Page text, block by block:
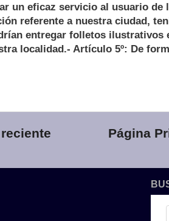
un eficaz servicio al usuario de
referente a nuestra ciudad,
entregar folletos
localidad.- Artículo 5º: De
Página